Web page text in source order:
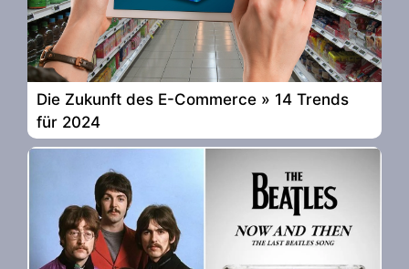
Die Zukunft des E-Commerce » 14 Trends
für 2024